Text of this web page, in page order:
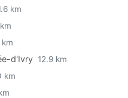
km
km
d'Ivry 12.9 km
km